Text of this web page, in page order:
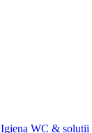
Igiena WC & solutii